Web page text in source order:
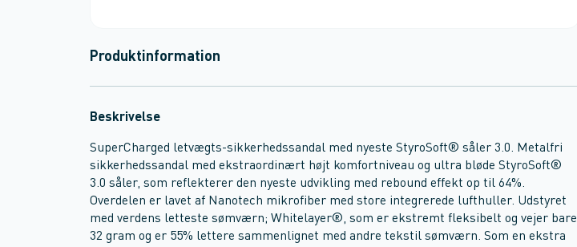
Produktinformation
Beskrivelse
SuperCharged letvægts-sikkerhedssandal med nyeste StyroSoft® såler 3.0. Metalfri
sikkerhedssandal med ekstraordinært højt komfortniveau og ultra bløde StyroSoft®
3.0 såler, som reflekterer den nyeste udvikling med rebound effekt op til 64%.
Overdelen er lavet af Nanotech mikrofiber med store integrerede lufthuller. Udstyret
med verdens letteste sømværn; Whitelayer®, som er ekstremt fleksibelt og vejer bare
32 gram og er 55% lettere sammenlignet med andre tekstil sømværn. Som en ekstra